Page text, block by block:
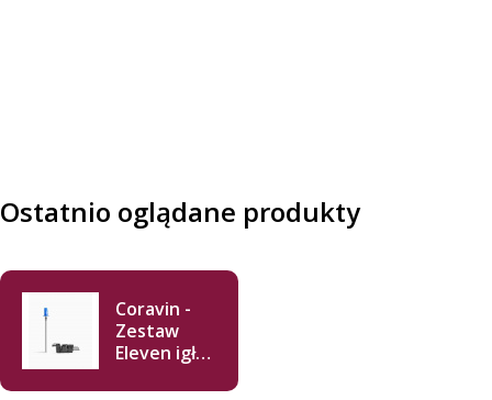
Ostatnio oglądane produkty
Coravin -
Zestaw
Eleven igła